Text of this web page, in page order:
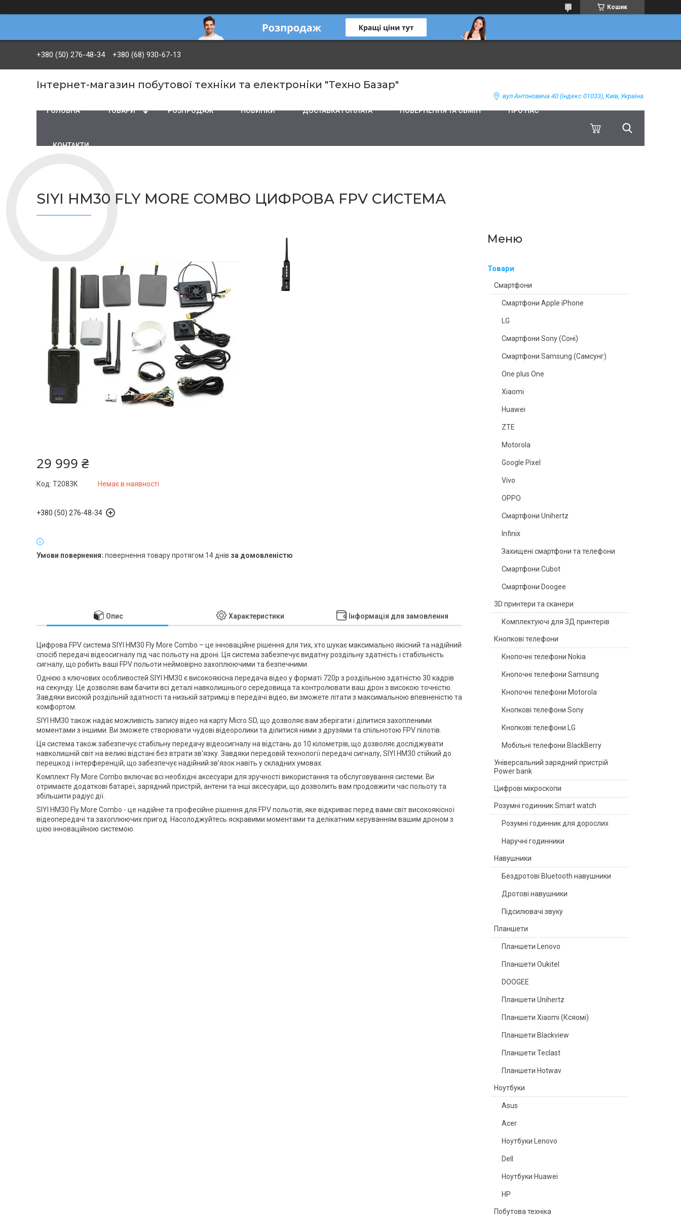
Кошик
+380 (50) 276-48-34 +380 (68) 930-67-13
Інтернет-магазин побутової техніки та електроніки "Техно Базар"
вул Антоновича 40 (індекс 01033), Київ, Україна
ГОЛОВНА ТОВАРИ PОЗПРОДАЖ НОВИНКИ ДОСТАВКА І ОПЛАТА ПОВЕРНЕННЯ ТА ОБМІН ПРО НАС
КОНТАКТИ
SIYI HM30 FLY MORE COMBO ЦИФРОВА FPV СИСТЕМА
Товари
Смартфони
Смартфони Apple iPhone
LG
Смартфони Sony (Соні)
Смартфони Samsung (Самсунг)
One plus One
Xiaomi
Huawei
ZTE
Motorola
Google Pixel
Vivo
OPPO
Смартфони Unihertz
Infinix
Захищені смартфони та телефони
Смартфони Cubot
Смартфони Doogee
3D принтери та сканери
Комплектуючі для 3Д принтерів
Кнопкові телефони
Кнопочні телефони Nokia
Кнопочні телефони Samsung
Кнопочні телефони Motorola
Кнопкові телефони Sony
Кнопкові телефони LG
Мобільні телефони BlackBerry
Універсальний зарядний пристрій
Power bank
Цифрові мікроскопи
Розумні годинник Smart watch
Розумні годинник для дорослих
Наручні годинники
Навушники
Бездротові Bluetooth навушники
Дротові навушники
Підсилювачі звуку
Планшети
Планшети Lenovo
Планшети Oukitel
DOOGEE
Планшети Unihertz
Планшети Xiaomi (Ксяомі)
Планшети Blackview
Планшети Teclast
Планшети Hotwav
Ноутбуки
Asus
Acer
Ноутбуки Lenovo
Dell
Ноутбуки Huawei
HP
Побутова техніка
29 999 ₴
Немає в наявності
Код: T2083K
+380 (50) 276-48-34
повернення товару протягом 14 днів за домовленістю
Опис Характеристики Інформація для замовлення
Цифрова FPV система SIYI HM30 Fly More Combo – це інноваційне рішення для тих, хто шукає максимально якісний та надійний
спосіб передачі відеосигналу під час польоту на дроні. Ця система забезпечує видатну роздільну здатність і стабільність
сигналу, що робить ваші FPV польоти неймовірно захоплюючими та безпечними.
Однією з ключових особливостей SIYI HM30 є високоякісна передача відео у форматі 720p з роздільною здатністю 30 кадрів
на секунду. Це дозволяє вам бачити всі деталі навколишнього середовища та контролювати ваш дрон з високою точністю.
Завдяки високій роздільній здатності та низькій затримці в передачі відео, ви зможете літати з максимальною впевненістю та
комфортом.
SIYI HM30 також надає можливість запису відео на карту Micro SD, що дозволяє вам зберігати і ділитися захопленими
моментами з іншими. Ви зможете створювати чудові відеоролики та ділитися ними з друзями та спільнотою FPV пілотів.
Ця система також забезпечує стабільну передачу відеосигналу на відстань до 10 кілометрів, що дозволяє досліджувати
навколишній світ на великі відстані без втрати зв'язку. Завдяки передовій технології передачі сигналу, SIYI HM30 стійкий до
перешкод і інтерференцій, що забезпечує надійний зв'язок навіть у складних умовах.
Комплект Fly More Combo включає всі необхідні аксесуари для зручності використання та обслуговування системи. Ви
отримаєте додаткові батареї, зарядний пристрій, антени та інші аксесуари, що дозволить вам продовжити час польоту та
збільшити радіус дії.
SIYI HM30 Fly More Combo - це надійне та професійне рішення для FPV польотів, яке відкриває перед вами світ високоякісної
відеопередачі та захоплюючих пригод. Насолоджуйтесь яскравими моментами та делікатним керуванням вашим дроном з
цією інноваційною системою.